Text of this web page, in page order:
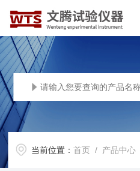
当前位置：首页 / 产品中心